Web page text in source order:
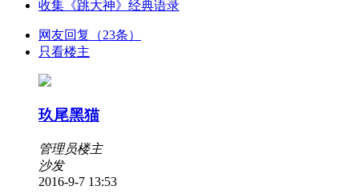
收集《跳大神》经典语录
网友回复（23条）
只看楼主
玖尾黑猫
管理员楼主
沙发
2016-9-7 13:53